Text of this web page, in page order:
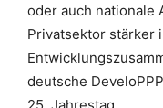
oder auch nationale
Privatsektor stärker
deutsche